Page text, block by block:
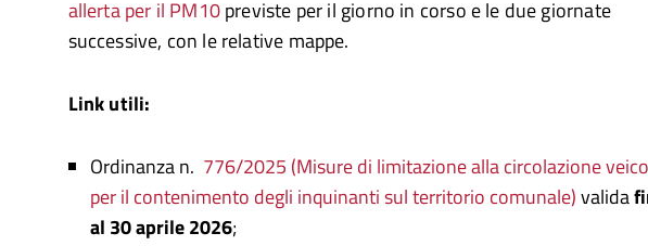
allerta per il PM10previste per il giorno in corso e le due giornate
successive, con le relative mappe.
Link utili:
Ordinanza n. 776/2025 (Misure di limitazione alla circolazione
per il contenimento degli inquinanti sul territorio comunale)valida
al 30 aprile 2026;